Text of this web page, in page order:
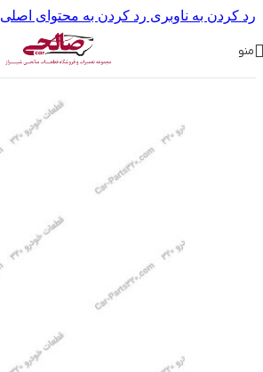
رد کردن به ناوبری رد کردن به محتوای اصلی
منو